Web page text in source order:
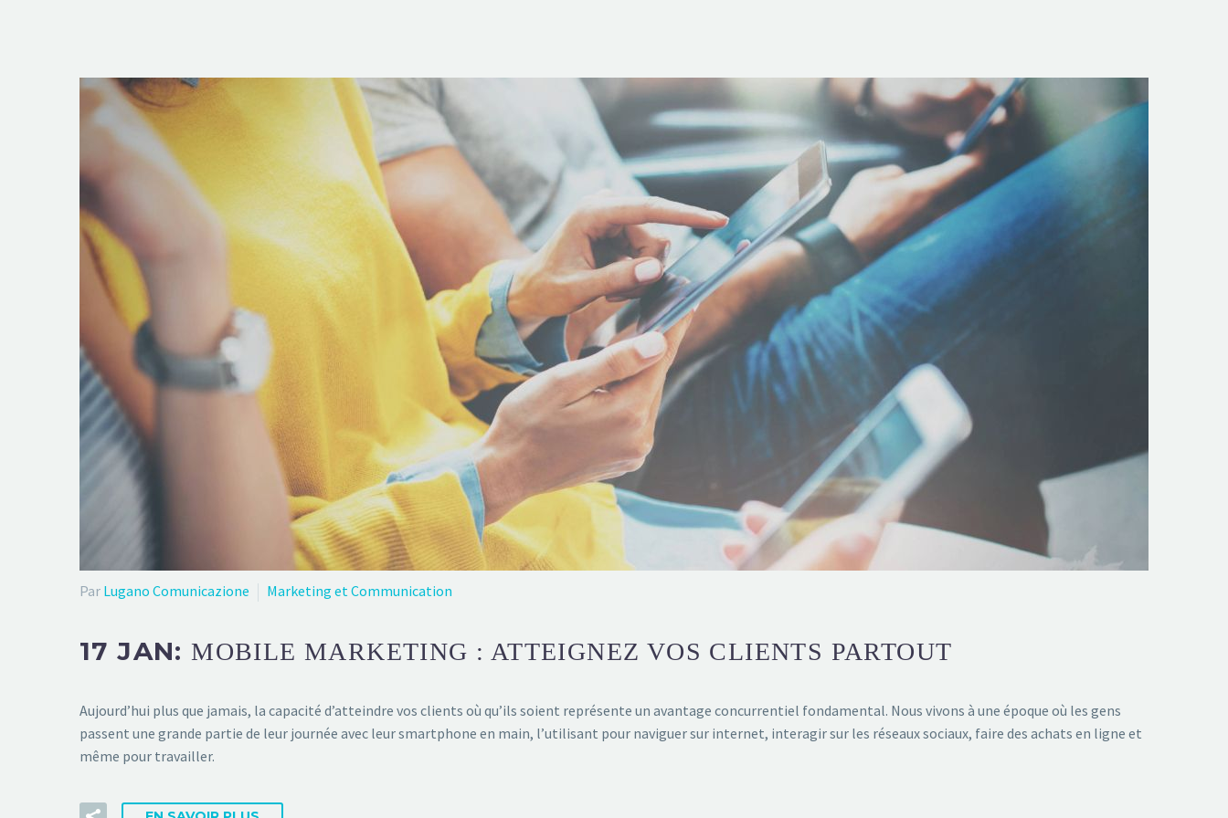
Par Lugano Comunicazione Marketing et Communication
17 JAN:MOBILE MARKETING : ATTEIGNEZ VOS CLIENTS PARTOUT
Aujourd’hui plus que jamais, la capacité d’atteindre vos clients où qu’ils soient représente un avantage concurrentiel fondamental. Nous vivons à une époque où les gens
passent une grande partie de leur journée avec leur smartphone en main, l’utilisant pour naviguer sur internet, interagir sur les réseaux sociaux, faire des achats en ligne et
même pour travailler.